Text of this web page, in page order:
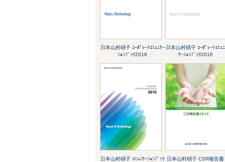
日本山村硝子 ｺｰﾎﾟﾚｰﾄｺﾐｭﾆｹｰ
ｼｮﾝﾌﾞｯｸ2018
日本山村硝子 ｺｰﾎﾟﾚｰﾄｺﾐｭﾆ
ｹｰｼｮﾝﾌﾞｯｸ2016
日本山村硝子 ｺﾐｭﾆｹｰｼｮﾝﾌﾞｯｸ 日本山村硝子 CSR報告書